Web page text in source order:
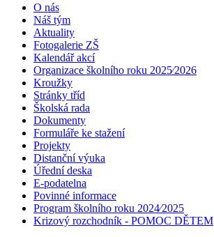
O nás
Náš tým
Aktuality
Fotogalerie ZŠ
Kalendář akcí
Organizace školního roku 2025⁄2026
Kroužky
Stránky tříd
Školská rada
Dokumenty
Formuláře ke stažení
Projekty
Distanční výuka
Úřední deska
E-podatelna
Povinné informace
Program školního roku 2024⁄2025
Krizový rozchodník - POMOC DĚTEM